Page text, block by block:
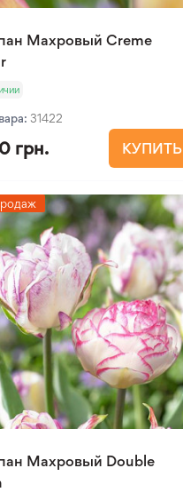
Махровый Creme
31422
грн. КУПИТЬ
Махровый Double